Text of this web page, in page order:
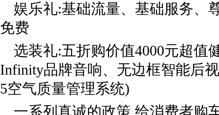
娱乐礼:基础流量、基础服务、
免费
选装礼:五折购价值4000元超值
Infinity品牌音响、无边框智能后
5空气质量管理系统)
一系列真诚的政策,给消费者购